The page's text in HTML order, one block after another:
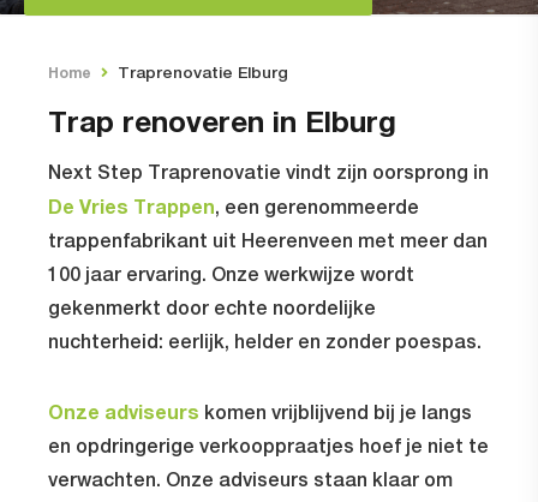
Home Traprenovatie Elburg
Trap renoveren in Elburg
Next Step Traprenovatie vindt zijn oorsprong in
De Vries Trappen, een gerenommeerde
trappenfabrikant uit Heerenveen met meer dan
100 jaar ervaring. Onze werkwijze wordt
gekenmerkt door echte noordelijke
nuchterheid: eerlijk, helder en zonder poespas.
Onze adviseurs komen vrijblijvend bij je langs
en opdringerige verkooppraatjes hoef je niet te
verwachten. Onze adviseurs staan klaar om